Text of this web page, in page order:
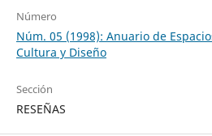
Número
Núm. 05 (1998): Anuario de
Cultura y Diseño
Sección
RESEÑAS